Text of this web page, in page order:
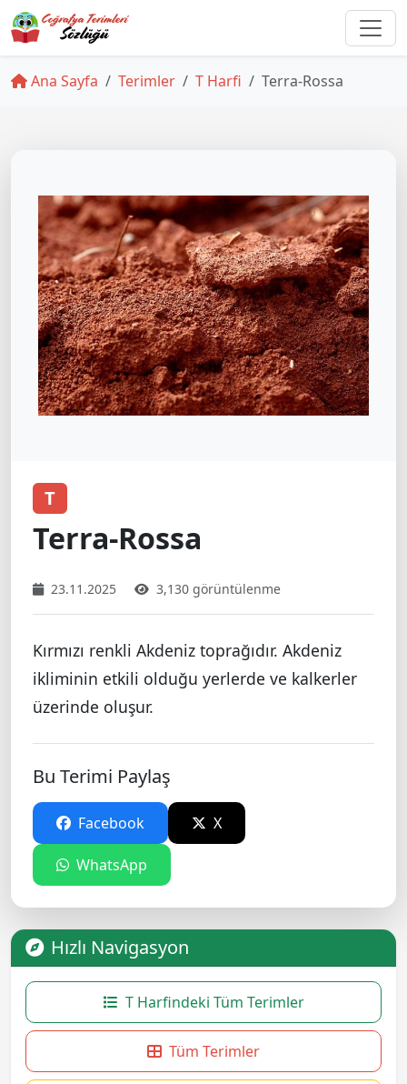
Ana Sayfa Terimler T Harfi Terra-Rossa
T
Terra-Rossa
23.11.2025 3,130 görüntülenme
Kırmızı renkli Akdeniz toprağıdır. Akdeniz
ikliminin etkili olduğu yerlerde ve kalkerler
üzerinde oluşur.
Bu Terimi Paylaş
Facebook X
WhatsApp
Hızlı Navigasyon
T Harfindeki Tüm Terimler
Tüm Terimler